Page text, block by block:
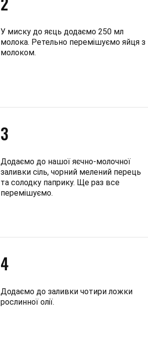
У миску до яєць додаємо 250 мл
молока. Ретельно перемішуємо яйця з
молоком.
3
Додаємо до нашої яєчно-молочної
заливки сіль, чорний мелений перець
та солодку паприку. Ще раз все
перемішуємо.
4
Додаємо до заливки чотири ложки
рослинної олії.